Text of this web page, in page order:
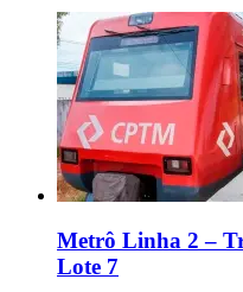
Metrô Linha 2 –
Lote 7